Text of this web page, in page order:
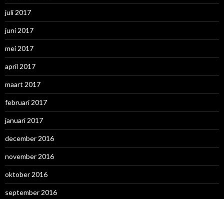
juli 2017
juni 2017
mei 2017
april 2017
maart 2017
februari 2017
januari 2017
december 2016
november 2016
oktober 2016
september 2016